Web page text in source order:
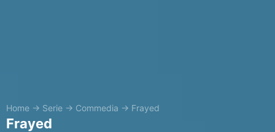
Home → Serie → Commedia → Frayed
Frayed